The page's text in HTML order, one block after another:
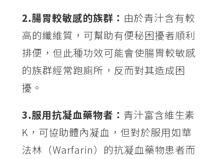
2.腸胃較敏感的族群： 由於青汁含有較
高的纖維質，可幫助有便秘困擾者順利
排便，但此種功效可能會使腸胃較敏感
的族群經常跑廁所，反而對其造成困
擾。
3.服用抗凝血藥物者： 青汁富含維生素
K，可協助體內凝血，但對於服用如華
法林（Warfarin）的抗凝血藥物患者而